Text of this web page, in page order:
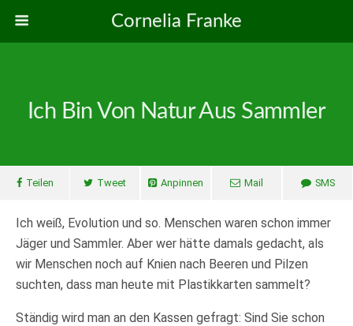
Cornelia Franke
Ich Bin Von Natur Aus Sammler
Teilen Tweet Anpinnen Mail SMS
Ich weiß, Evolution und so. Menschen waren schon immer
Jäger und Sammler. Aber wer hätte damals gedacht, als
wir Menschen noch auf Knien nach Beeren und Pilzen
suchten, dass man heute mit Plastikkarten sammelt?
Ständig wird man an den Kassen gefragt: Sind Sie schon